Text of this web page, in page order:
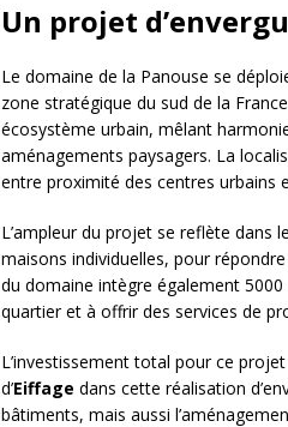
Un projet
Le domaine de la Panouse se
zone stratégique du sud de la
écosystème urbain, mêlant
aménagements paysagers. La
entre proximité des centres urbains
L’ampleur du projet se reflète dans
maisons individuelles, pour
du domaine intègre également
quartier et à offrir des services de
L’investissement total pour ce
d’Eiffage dans cette réalisation
bâtiments, mais aussi